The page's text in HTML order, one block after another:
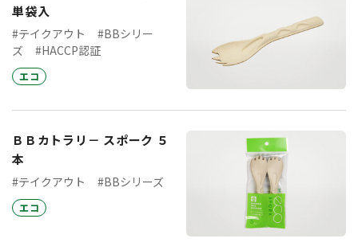
単袋入
#テイクアウト
#BBシリー
ズ
#HACCP認証
エコ
ＢＢカトラリ－ スポーク ５
本
#テイクアウト #BBシリーズ
エコ